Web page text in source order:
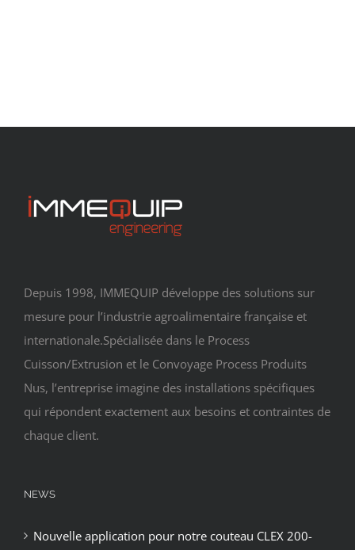
Depuis 1998, IMMEQUIP développe des solutions sur
mesure pour l’industrie agroalimentaire française et
internationale.Spécialisée dans le Process
Cuisson/Extrusion et le Convoyage Process Produits
Nus, l’entreprise imagine des installations spécifiques
qui répondent exactement aux besoins et contraintes de
chaque client.
NEWS
Nouvelle application pour notre couteau CLEX 200-